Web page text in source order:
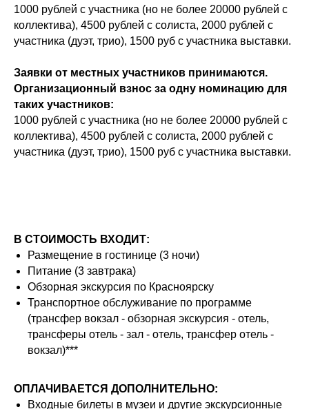
1000 рублей с участника (но не более 20000 рублей с
коллектива), 4500 рублей с солиста, 2000 рублей с
участника (дуэт, трио), 1500 руб с участника выставки.
Заявки от местных участников принимаются.
Организационный взнос за одну номинацию для
таких участников:
1000 рублей с участника (но не более 20000 рублей с
коллектива), 4500 рублей с солиста, 2000 рублей с
участника (дуэт, трио), 1500 руб с участника выставки.
В СТОИМОСТЬ ВХОДИТ:
Размещение в гостинице (3 ночи)
Питание (3 завтрака)
Обзорная экскурсия по Красноярску
Транспортное обслуживание по программе
(трансфер вокзал - обзорная экскурсия - отель,
трансферы отель - зал - отель, трансфер отель -
вокзал)***
ОПЛАЧИВАЕТСЯ ДОПОЛНИТЕЛЬНО:
Входные билеты в музеи и другие экскурсионные